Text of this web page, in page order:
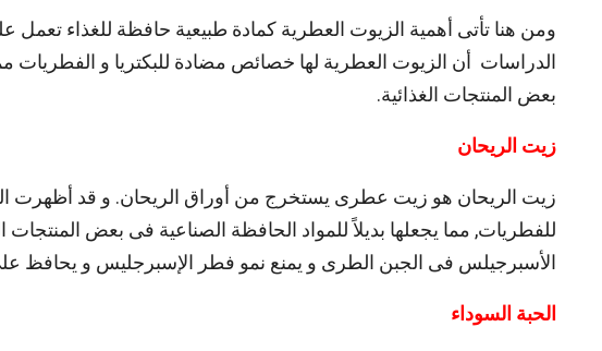
ومن هنا تأتى أهمية الزيوت العطرية كمادة طبيعية حافظة للغذاء
الدراسات أن الزيوت العطرية لها خصائص مضادة للبكتريا و الفطريات
بعض المنتجات الغذائية.
زيت الريحان
زيت الريحان هو زيت عطرى يستخرج من أوراق الريحان. و قد أظهرت
للفطريات, مما يجعلها بديلاً للمواد الحافظة الصناعية فى بعض المنتجات
الأسبرجيلس فى الجبن الطرى و يمنع نمو فطر الإسبرجليس و يحافظ
الحبة السوداء